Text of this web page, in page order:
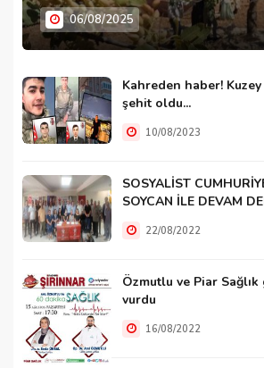
06/08/2025
Kahreden haber!
şehit oldu...
10/08/2023
SOSYALİST
SOYCAN İLE DEVAM
22/08/2022
Özmutlu ve Piar
vurdu
16/08/2022